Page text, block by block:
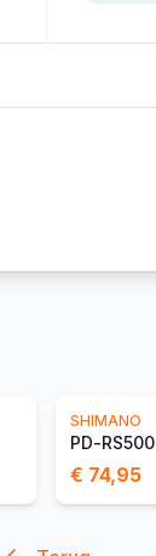
SHIMANO
PD-RS500
€ 74,95